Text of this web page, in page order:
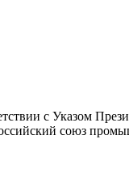
с Указом
союз